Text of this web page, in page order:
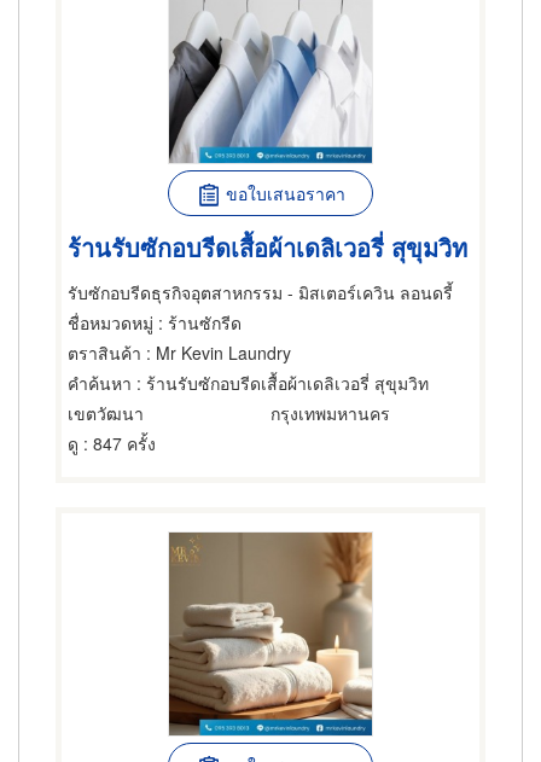
ขอใบเสนอราคา
ร้านรับซักอบรีดเสื้อผ้าเดลิเวอรี่ สุขุมวิท
รับซักอบรีดธุรกิจอุตสาหกรรม - มิสเตอร์เควิน ลอนดรี้
ชื่อหมวดหมู่ : ร้านซักรีด
ตราสินค้า : Mr Kevin Laundry
คำค้นหา : ร้านรับซักอบรีดเสื้อผ้าเดลิเวอรี่ สุขุมวิท
เขตวัฒนา
กรุงเทพมหานคร
ดู : 847 ครั้ง